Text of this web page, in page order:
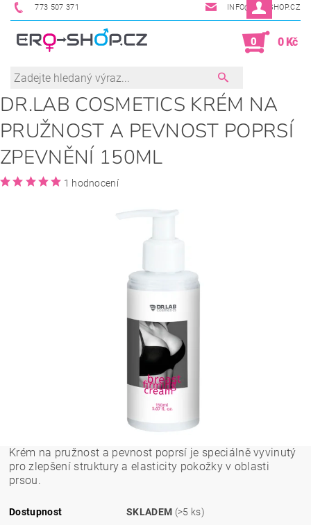
773 507 371 INFO@ERO-SHOP.CZ
0 0 Kč
DR.LAB COSMETICS KRÉM NA
PRUŽNOST A PEVNOST POPRSÍ
ZPEVNĚNÍ 150ML
1 hodnocení
Krém na pružnost a pevnost poprsí je speciálně vyvinutý
pro zlepšení struktury a elasticity pokožky v oblasti
prsou.
Dostupnost SKLADEM (>5 ks)